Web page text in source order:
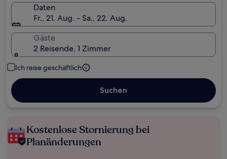
Daten
Fr., 21. Aug. - Sa., 22. Aug.
Gäste
2 Reisende, 1 Zimmer
Ich reise geschäftlich
Suchen
Kostenlose Stornierung bei
Planänderungen